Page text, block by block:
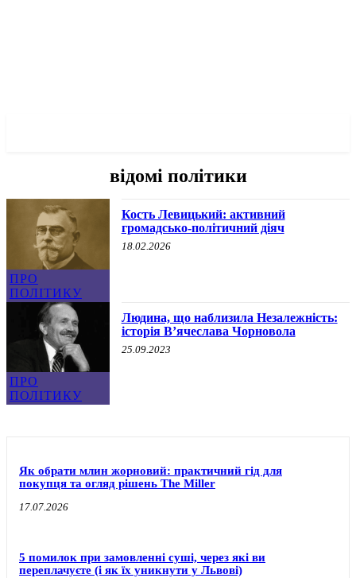
відомі політики
ПРО
ПОЛІТИКУ
Кость Левицький: активний
громадсько-політичний діяч
18.02.2026
ПРО
ПОЛІТИКУ
Людина, що наблизила Незалежність:
історія Вʼячеслава Чорновола
25.09.2023
Як обрати млин жорновий: практичний гід для
покупця та огляд рішень The Miller
17.07.2026
5 помилок при замовленні суші, через які ви
переплачуєте (і як їх уникнути у Львові)